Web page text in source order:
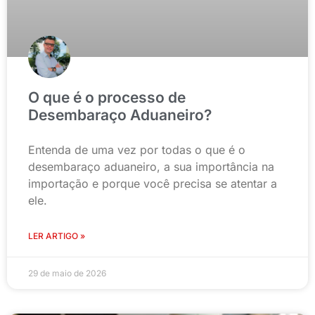
O que é o processo de
Desembaraço Aduaneiro?
Entenda de uma vez por todas o que é o
desembaraço aduaneiro, a sua importância na
importação e porque você precisa se atentar a
ele.
LER ARTIGO »
29 de maio de 2026